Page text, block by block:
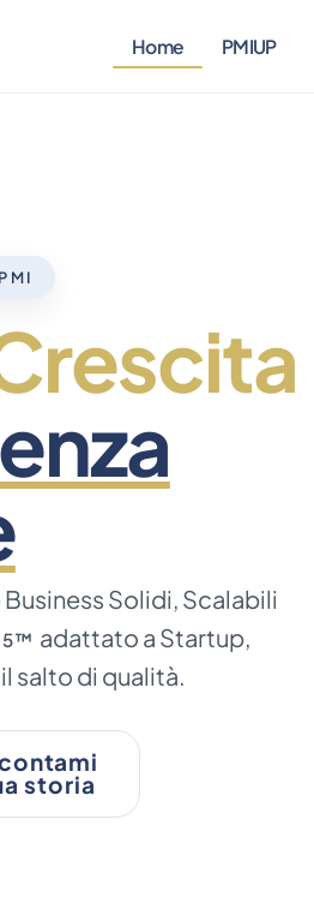
Home PMIUP
Solidi, Scalabili
adattato a Startup,
salto di qualità.
storia